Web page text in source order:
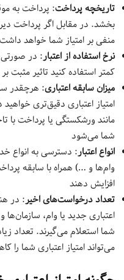
تاریخچه پرداخت: پرداخت به
بخشد. در مقابل اگر پرداخت
منفی بر امتیاز شما خواهد داشت
نرخ استفاده از اعتبار: در
کمتر استفاده کنید تاثیر مثبت
میزان سابقه اعتباری: هرچقدر
امتیاز اعتباری دقیق‌تری
مانند ورشکستگی یا پرداخت با
شما می‌شود
انواع اعتبار: دسترسی به انواع
وام‌ها و …) همراه با سابقه
افزایش دهند
تعداد درخواست‌های اخیر: در
اعتباری جدید یا وام،
شما استعلام می‌گیرند. تعداد
می‌تواند امتیاز اعتباری شما را